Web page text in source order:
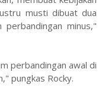
musti dibuat dua
perbandingan minus,"
perbandingan awal di
pungkas Rocky.